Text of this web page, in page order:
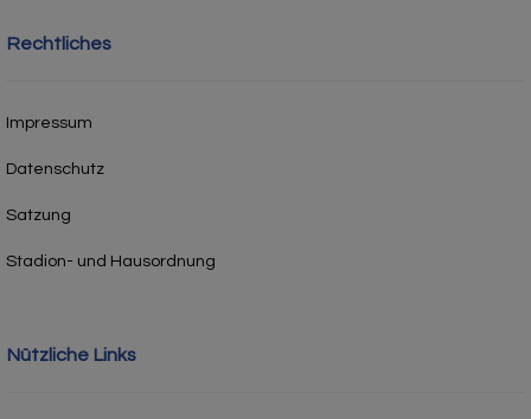
Rechtliches
Impressum
Datenschutz
Satzung
Stadion- und Hausordnung
Nützliche Links